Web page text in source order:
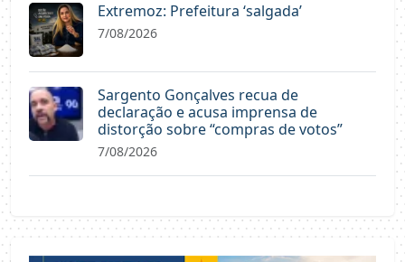
Extremoz: Prefeitura ‘salgada’
7/08/2026
Sargento Gonçalves recua de
declaração e acusa imprensa de
distorção sobre “compras de votos”
7/08/2026